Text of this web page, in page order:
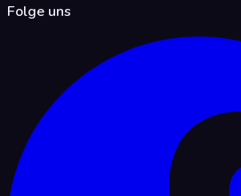
Folge uns